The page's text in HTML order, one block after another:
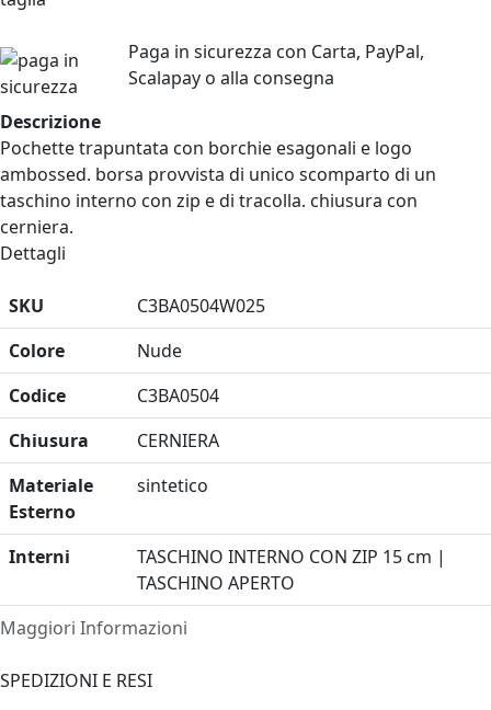
Paga in sicurezza con Carta, PayPal,
Scalapay o alla consegna
Descrizione
Pochette trapuntata con borchie esagonali e logo
ambossed. borsa provvista di unico scomparto di un
taschino interno con zip e di tracolla. chiusura con
cerniera.
Dettagli
Maggiori Informazioni
SKU
C3BA0504W025
Colore
Nude
Codice
C3BA0504
Chiusura
CERNIERA
Materiale
Esterno
sintetico
Interni
TASCHINO INTERNO CON ZIP 15 cm |
TASCHINO APERTO
SPEDIZIONI E RESI